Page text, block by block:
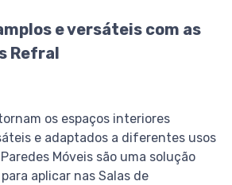
e versáteis com as
Refral
os espaços interiores
e adaptados a diferentes usos
Móveis são uma solução
aplicar nas Salas de